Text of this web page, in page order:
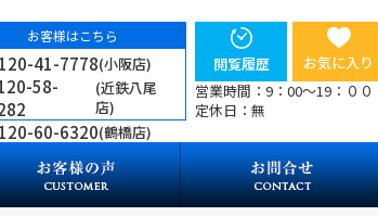
お客様はこちら
41-7778(小阪店)
58-
(近鉄八尾
店)
60-6320(鶴橋店)
閲覧履歴
お気に入り
営業時間：9：00～19：００
定休日：無